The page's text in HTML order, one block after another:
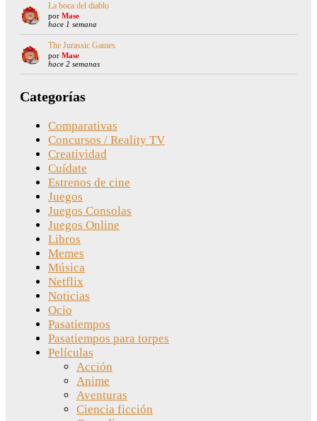
La boca del diablo
por Mase
hace 1 semana
The Jurassic Games
por Mase
hace 2 semanas
Categorías
Comparativas
Concursos / Reality TV
Creatividad
Cuídate
Estrenos de cine
Juegos
Juegos Consolas
Juegos Online
Libros
Memes
Música
Netflix
Noticias
Ocio
Pasatiempos
Pasatiempos para torpes
Películas
Acción
Anime
Aventuras
Ciencia ficción